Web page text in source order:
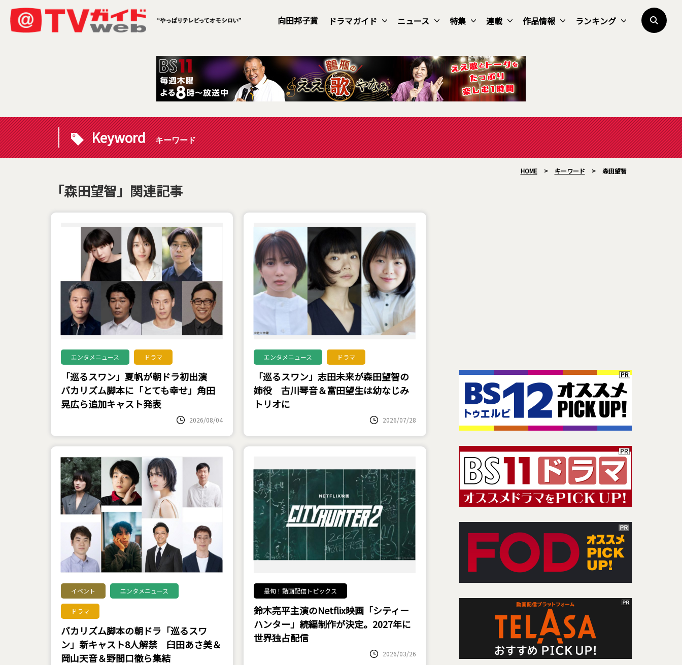
向田邦子賞 ドラマガイド ニュース 特集 連載 作品情報 ランキング
Keyword キーワード
HOME > キーワード > 森田望智
「森田望智」関連記事
エンタメニュース ドラマ
「巡るスワン」夏帆が朝ドラ初出演
バカリズム脚本に「とても幸せ」角田
晃広ら追加キャスト発表
2026/08/04
エンタメニュース ドラマ
「巡るスワン」志田未来が森田望智の
姉役 古川琴音＆富田望生は幼なじみ
トリオに
2026/07/28
イベント エンタメニュース
ドラマ
バカリズム脚本の朝ドラ「巡るスワ
ン」新キャスト8人解禁 臼田あさ美＆
岡山天音＆野間口徹ら集結
最旬！動画配信トピックス
鈴木亮平主演のNetflix映画「シティー
ハンター」続編制作が決定。2027年に
世界独占配信
2026/03/26